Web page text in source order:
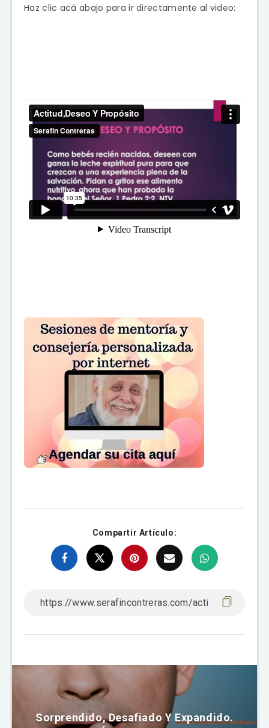
Haz clic acá abajo para ir directamente al video:
Compartir Artículo:
Sorprendido, Desafiado Y Expandido.